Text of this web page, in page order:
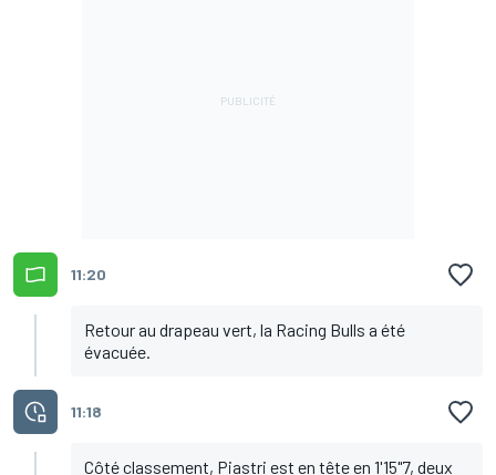
11:20
Retour au drapeau vert, la Racing Bulls a été
évacuée.
11:18
Côté classement, Piastri est en tête en 1'15"7, deux